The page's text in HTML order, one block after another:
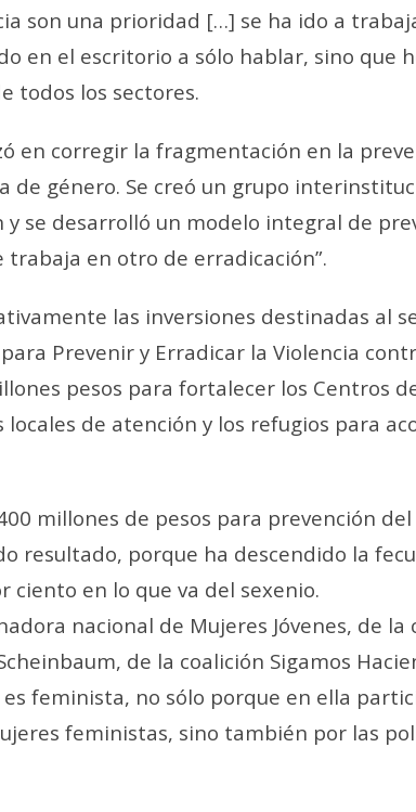
son una prioridad […] se ha ido a
en el escritorio a sólo hablar, sino que
todos los sectores.
en corregir la fragmentación en la
de género. Se creó un grupo
y se desarrolló un modelo integral de
trabaja en otro de erradicación”.
las inversiones destinadas al
Prevenir y Erradicar la Violencia
pesos para fortalecer los Centros
locales de atención y los refugios para
millones de pesos para prevención
resultado, porque ha descendido la
ciento en lo que va del sexenio.
nacional de Mujeres Jóvenes, de la
de la coalición Sigamos
es feminista, no sólo porque en ella
feministas, sino también por las